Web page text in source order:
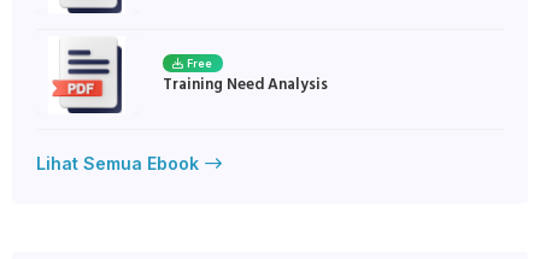
Free
Training Need Analysis
Lihat Semua Ebook